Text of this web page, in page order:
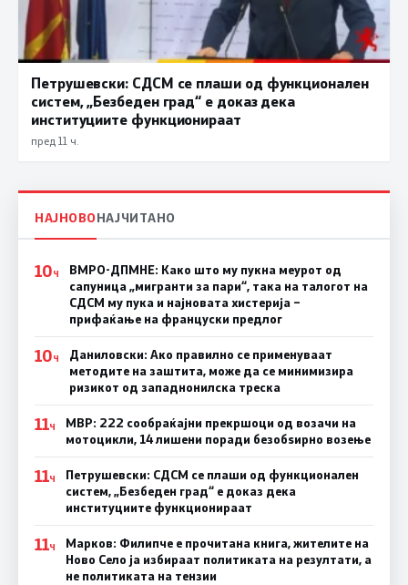
Петрушевски: СДСМ се плаши од функционален
систем, „Безбеден град“ е доказ дека
институциите функционираат
пред 11 ч.
НАЈНОВОНАЈЧИТАНО
10Ч
ВМРО-ДПМНЕ: Како што му пукна меурот од
сапуница „мигранти за пари“, така на талогот на
СДСМ му пука и најновата хистерија –
прифаќање на француски предлог
10Ч
Даниловски: Ако правилно се применуваат
методите на заштита, може да се минимизира
ризикот од западнонилска треска
11Ч
МВР: 222 сообраќајни прекршоци од возачи на
мотоцикли, 14 лишени поради безобѕирно возење
11Ч
Петрушевски: СДСМ се плаши од функционален
систем, „Безбеден град“ е доказ дека
институциите функционираат
11Ч
Марков: Филипче е прочитана книга, жителите на
Ново Село ја избираат политиката на резултати, а
не политиката на тензии